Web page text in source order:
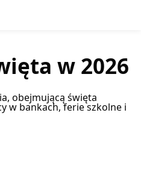
w 2026
obejmującą święta
w bankach, ferie szkolne i